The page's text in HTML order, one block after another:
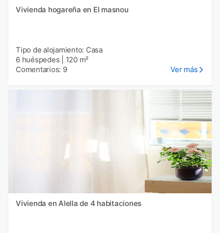
Vivienda hogareña en El masnou
Tipo de alojamiento: Casa
6 huéspedes
120 m²
Comentarios: 9
Ver más
Vivienda en Alella de 4 habitaciones